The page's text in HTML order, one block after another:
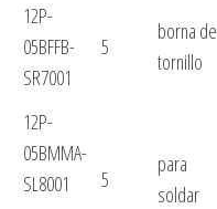
12P-
05BFFB-
SR7001
5
borna de
tornillo
12P-
05BMMA-
SL8001
5
para
soldar